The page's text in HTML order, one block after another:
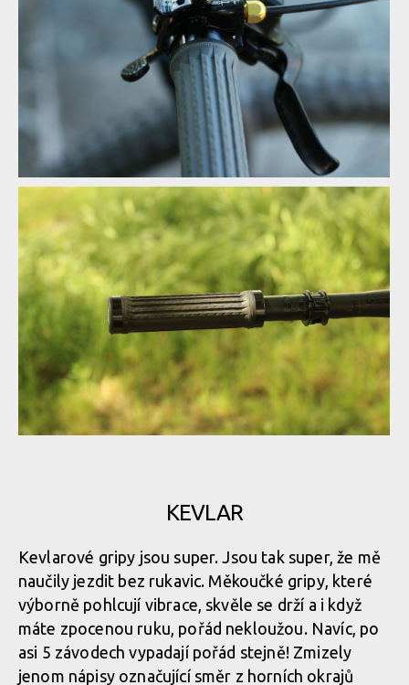
Gripy Renthal
Gripy Renthal
Gripy Renthal
Gripy Renthal
Gripy Renthal
Gripy Renthal
Gripy Renthal
KEVLAR
Kevlarové gripy jsou super. Jsou tak super, že mě
naučily jezdit bez rukavic. Měkoučké gripy, které
výborně pohlcují vibrace, skvěle se drží a i když
máte zpocenou ruku, pořád nekloužou. Navíc, po
asi 5 závodech vypadají pořád stejně! Zmizely
jenom nápisy označující směr z horních okrajů